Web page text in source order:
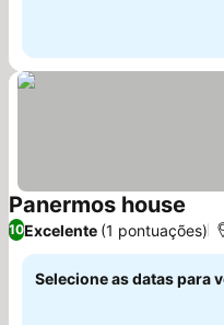
Panermos house
10Excelente (1 pontuações)
Selecione as datas para